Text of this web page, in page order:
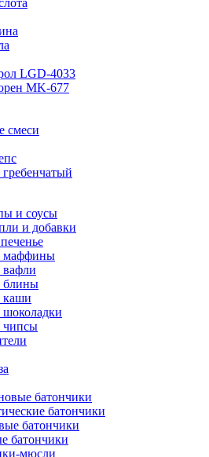
LGD-4033
MK-677
смеси
и соусы
и добавки
маффины
блины
каши
чипсы
батончики
батончики
батончики
батончики
мюсли